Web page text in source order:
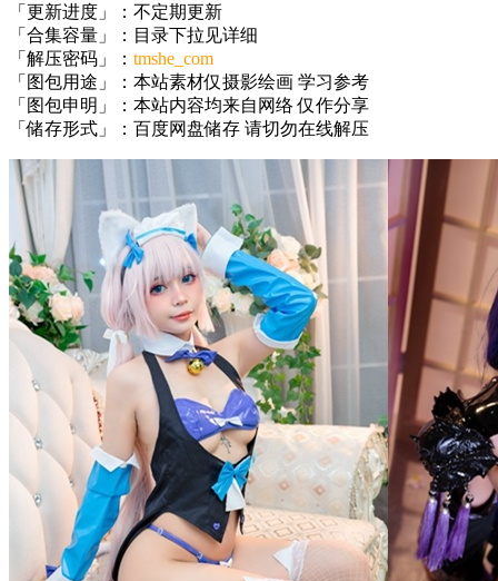
「更新进度」：不定期更新
「合集容量」：目录下拉见详细
「解压密码」： tmshe_com
「图包用途」：本站素材仅摄影绘画 学习参考
「图包申明」：本站内容均来自网络 仅作分享
「储存形式」：百度网盘储存 请切勿在线解压